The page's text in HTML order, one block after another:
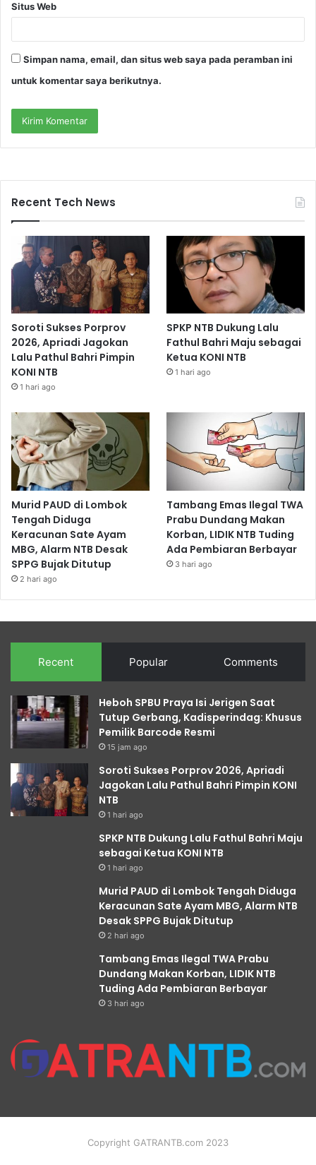
Situs Web
Simpan nama, email, dan situs web saya pada peramban ini
untuk komentar saya berikutnya.
Recent Tech News
Soroti Sukses Porprov
2026, Apriadi Jagokan
Lalu Pathul Bahri Pimpin
KONI NTB
1 hari ago
SPKP NTB Dukung Lalu
Fathul Bahri Maju sebagai
Ketua KONI NTB
1 hari ago
Murid PAUD di Lombok
Tengah Diduga
Keracunan Sate Ayam
MBG, Alarm NTB Desak
SPPG Bujak Ditutup
2 hari ago
Tambang Emas Ilegal TWA
Prabu Dundang Makan
Korban, LIDIK NTB Tuding
Ada Pembiaran Berbayar
3 hari ago
Recent Popular Comments
Heboh SPBU Praya Isi Jerigen Saat
Tutup Gerbang, Kadisperindag: Khusus
Pemilik Barcode Resmi
15 jam ago
Soroti Sukses Porprov 2026, Apriadi
Jagokan Lalu Pathul Bahri Pimpin KONI
NTB
1 hari ago
SPKP NTB Dukung Lalu Fathul Bahri Maju
sebagai Ketua KONI NTB
1 hari ago
Murid PAUD di Lombok Tengah Diduga
Keracunan Sate Ayam MBG, Alarm NTB
Desak SPPG Bujak Ditutup
2 hari ago
Tambang Emas Ilegal TWA Prabu
Dundang Makan Korban, LIDIK NTB
Tuding Ada Pembiaran Berbayar
3 hari ago
Copyright GATRANTB.com 2023